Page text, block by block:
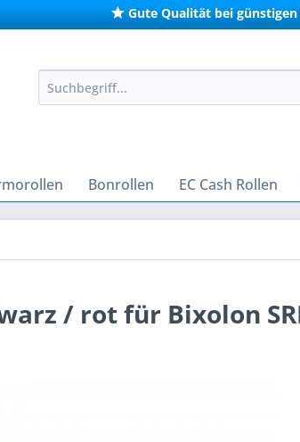
Gute Qualität bei günstigen
Bonrollen EC Cash Rollen
/ rot für Bixolon